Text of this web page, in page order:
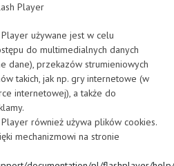
Player
używane jest w celu
do multimedialnych danych
dane), przekazów strumieniowych
takich, jak np. gry internetowe (w
internetowej), a także do
również używa plików cookies.
mechanizmowi na stronie